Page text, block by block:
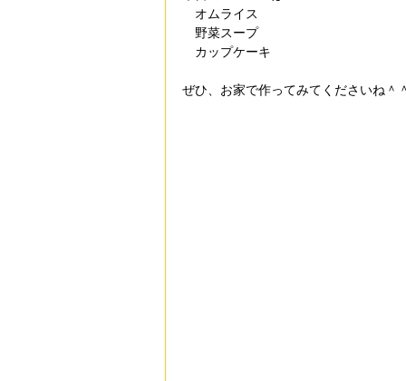
オムライス
野菜スープ
カップケーキ
ぜひ、お家で作ってみてくださいね＾